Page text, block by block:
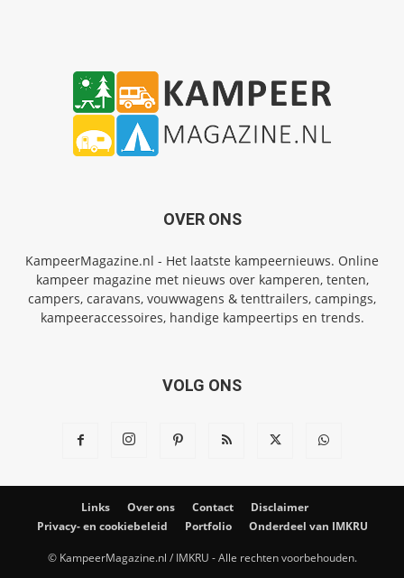
OVER ONS
KampeerMagazine.nl - Het laatste kampeernieuws. Online
kampeer magazine met nieuws over kamperen, tenten,
campers, caravans, vouwwagens & tenttrailers, campings,
kampeeraccessoires, handige kampeertips en trends.
VOLG ONS
Links Over ons Contact
Disclaimer
Privacy- en cookiebeleid
Portfolio Onderdeel van IMKRU
© KampeerMagazine.nl / IMKRU - Alle rechten voorbehouden.